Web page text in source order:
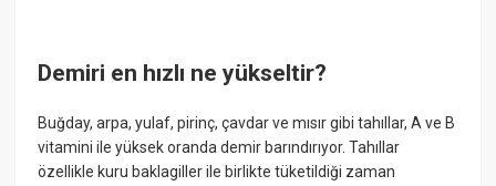
Demiri en hızlı ne yükseltir?
Buğday, arpa, yulaf, pirinç, çavdar ve mısır gibi tahıllar, A ve B
vitamini ile yüksek oranda demir barındırıyor. Tahıllar
özellikle kuru baklagiller ile birlikte tüketildiği zaman